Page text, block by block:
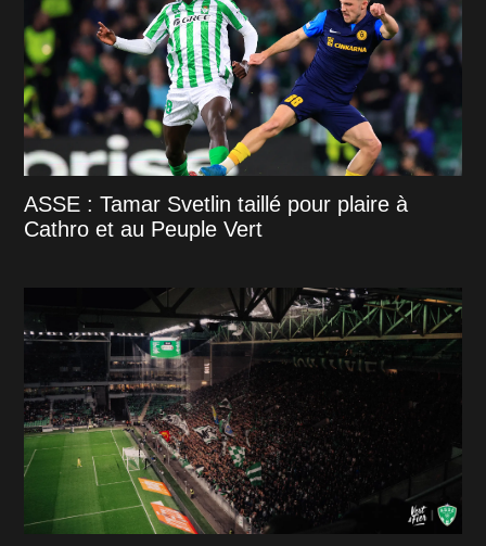
ASSE : Tamar Svetlin taillé pour plaire à
Cathro et au Peuple Vert